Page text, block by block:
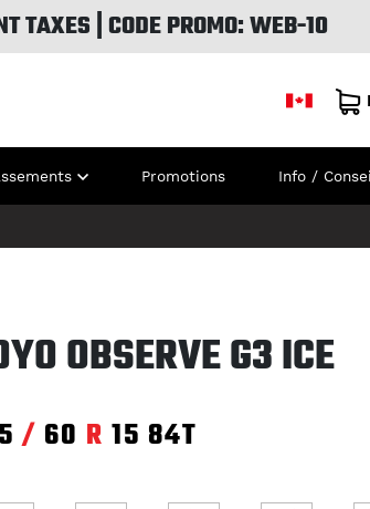
TAXES | CODE PROMO: WEB-10
Promotions Info /
OBSERVE G3 ICE
/ 60 R 15 84T